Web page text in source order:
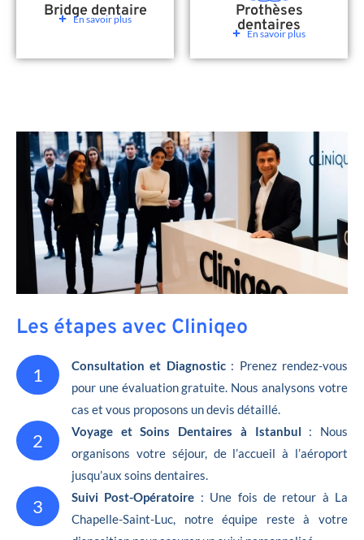
Bridge dentaire
En savoir plus Prothèses
dentaires
En savoir plus
Les étapes avec Cliniqeo
1 Consultation et Diagnostic: Prenez rendez-vous
pour une évaluation gratuite. Nous analysons votre
cas et vous proposons un devis détaillé.
2 Voyage et Soins Dentaires à Istanbul : Nous
organisons votre séjour, de l’accueil à l’aéroport
jusqu’aux soins dentaires.
3 Suivi Post-Opératoire : Une fois de retour à La
Chapelle-Saint-Luc, notre équipe reste à votre